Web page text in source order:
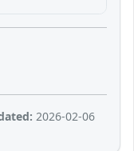
2026-02-06